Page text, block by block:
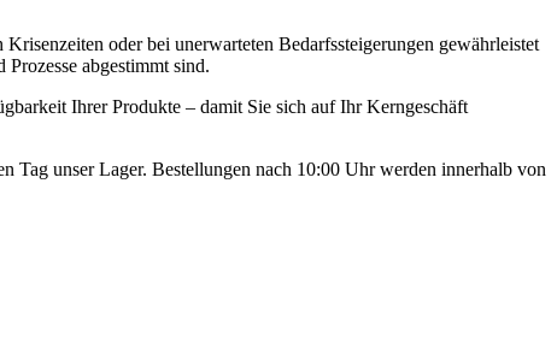
oder bei unerwarteten Bedarfssteigerungen gewährleistet
abgestimmt sind.
Ihrer Produkte – damit Sie sich auf Ihr Kerngeschäft
Tag unser Lager. Bestellungen nach 10:00 Uhr werden innerhalb von